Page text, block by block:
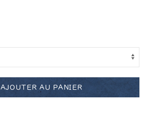
AJOUTER AU PANIER